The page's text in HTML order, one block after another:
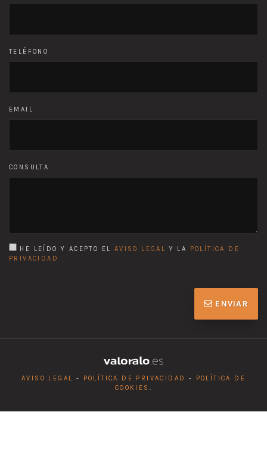
TELÉFONO
EMAIL
CONSULTA
HE LEÍDO Y ACEPTO EL AVISO LEGAL Y LA
POLÍTICA DE
PRIVACIDAD
ENVIAR
AVISO LEGAL - POLÍTICA DE PRIVACIDAD -
POLÍTICA DE
COOKIES .